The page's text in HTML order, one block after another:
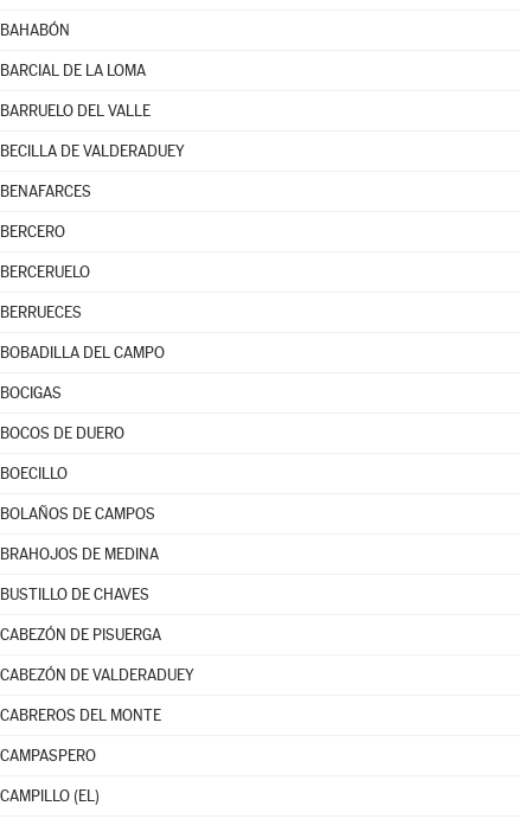
BAHABÓN
BARCIAL DE LA LOMA
BARRUELO DEL VALLE
BECILLA DE VALDERADUEY
BENAFARCES
BERCERO
BERCERUELO
BERRUECES
BOBADILLA DEL CAMPO
BOCIGAS
BOCOS DE DUERO
BOECILLO
BOLAÑOS DE CAMPOS
BRAHOJOS DE MEDINA
BUSTILLO DE CHAVES
CABEZÓN DE PISUERGA
CABEZÓN DE VALDERADUEY
CABREROS DEL MONTE
CAMPASPERO
CAMPILLO (EL)